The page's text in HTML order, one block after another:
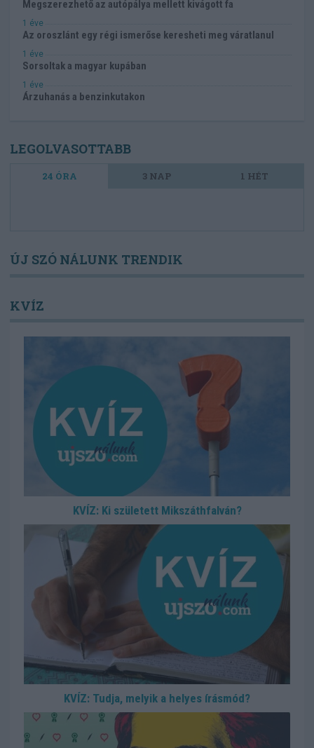
Megszerezhető az autópálya mellett kivágott fa
1 éve
Az oroszlánt egy régi ismerőse keresheti meg váratlanul
1 éve
Sorsoltak a magyar kupában
1 éve
Árzuhanás a benzinkutakon
LEGOLVASOTTABB
24 ÓRA 3 NAP 1 HÉT
ÚJ SZÓ NÁLUNK TRENDIK
KVÍZ
KVÍZ: Ki született Mikszáthfalván?
KVÍZ: Tudja, melyik a helyes írásmód?